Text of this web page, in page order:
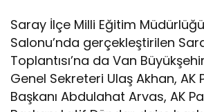
Saray İlçe Milli Eğitim
Salonu’nda gerçekleştirilen
Toplantısı’na da Van
Genel Sekreteri Ulaş Akhan, AK
Başkanı Abdulahat Arvas, AK